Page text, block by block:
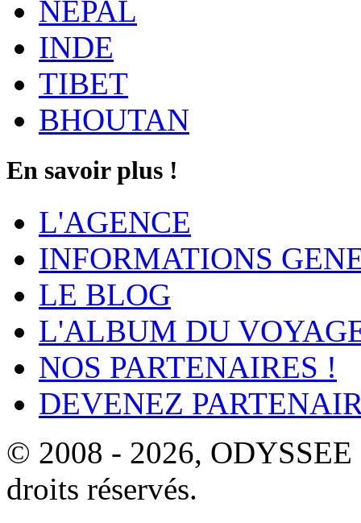
NEPAL
INDE
TIBET
BHOUTAN
En savoir plus !
L'AGENCE
INFORMATIONS
LE BLOG
L'ALBUM DU
NOS PARTENAIRES !
DEVENEZ
© 2008 - 2026,
droits réservés.